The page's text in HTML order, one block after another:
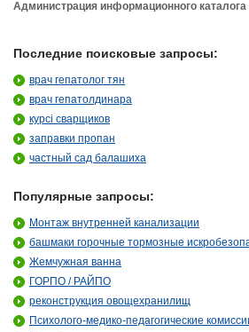
Администрация информационного каталога
Последние поисковые запросы:
врач гепатолог тян
врач гепатолдинара
курсі сварщиков
заправки пропан
частный сад балашиха
Популярные запросы:
Монтаж внутренней канализации
башмаки горочные тормозные
Жемчужная ванна
ГОРПО / РАЙПО
реконструкция овощехранилищ
Психолого-медико-педагогические